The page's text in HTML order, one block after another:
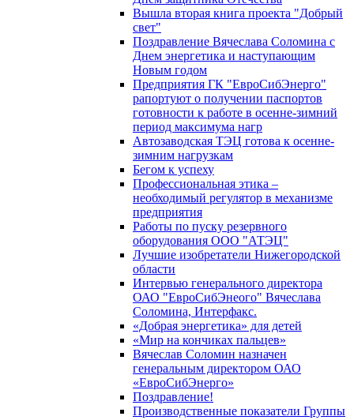
Вышла вторая книга проекта "Добрый
свет"
Поздравление Вячеслава Соломина с
Днем энергетика и наступающим
Новым годом
Предприятия ГК "ЕвроСибЭнерго"
рапортуют о получении паспортов
готовности к работе в осенне-зимний
период максимума нагр
Автозаводская ТЭЦ готова к осенне-
зимним нагрузкам
Бегом к успеху
Профессиональная этика –
необходимый регулятор в механизме
предприятия
Работы по пуску резервного
оборудования ООО "АТЭЦ"
Лучшие изобретатели Нижегородской
области
Интервью генерального директора
ОАО "ЕвроСибЭнеого" Вячеслава
Соломина, Интерфакс.
«Добрая энергетика» для детей
«Мир на кончиках пальцев»
Вячеслав Соломин назначен
генеральным директором ОАО
«ЕвроСибЭнерго»
Поздравление!
Производственные показатели Группы